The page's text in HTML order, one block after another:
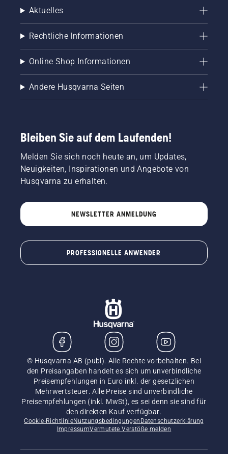
Aktuelles
Rechtliche Informationen
Online Shop Informationen
Andere Husqvarna Seiten
Bleiben Sie auf dem Laufenden!
Melden Sie sich noch heute an, um Updates,
Neuigkeiten, Inspirationen und Angebote von
Husqvarna zu erhalten.
NEWSLETTER ANMELDUNG
PROFESSIONELLE ANWENDER
© Husqvarna AB (publ). Alle Rechte vorbehalten. Bei
den Preisangaben handelt es sich um unverbindliche
Preisempfehlungen in Euro inkl. der gesetzlichen
Mehrwertsteuer. Alle Preise sind unverbindliche
Preisempfehlungen (inkl. MwSt), es sei denn sie sind für
den direkten Kauf verfügbar.
Cookie-RichtlinieNutzungsbedingungen Datenschutzerklärung
ImpressumVermutete Verstöße melden